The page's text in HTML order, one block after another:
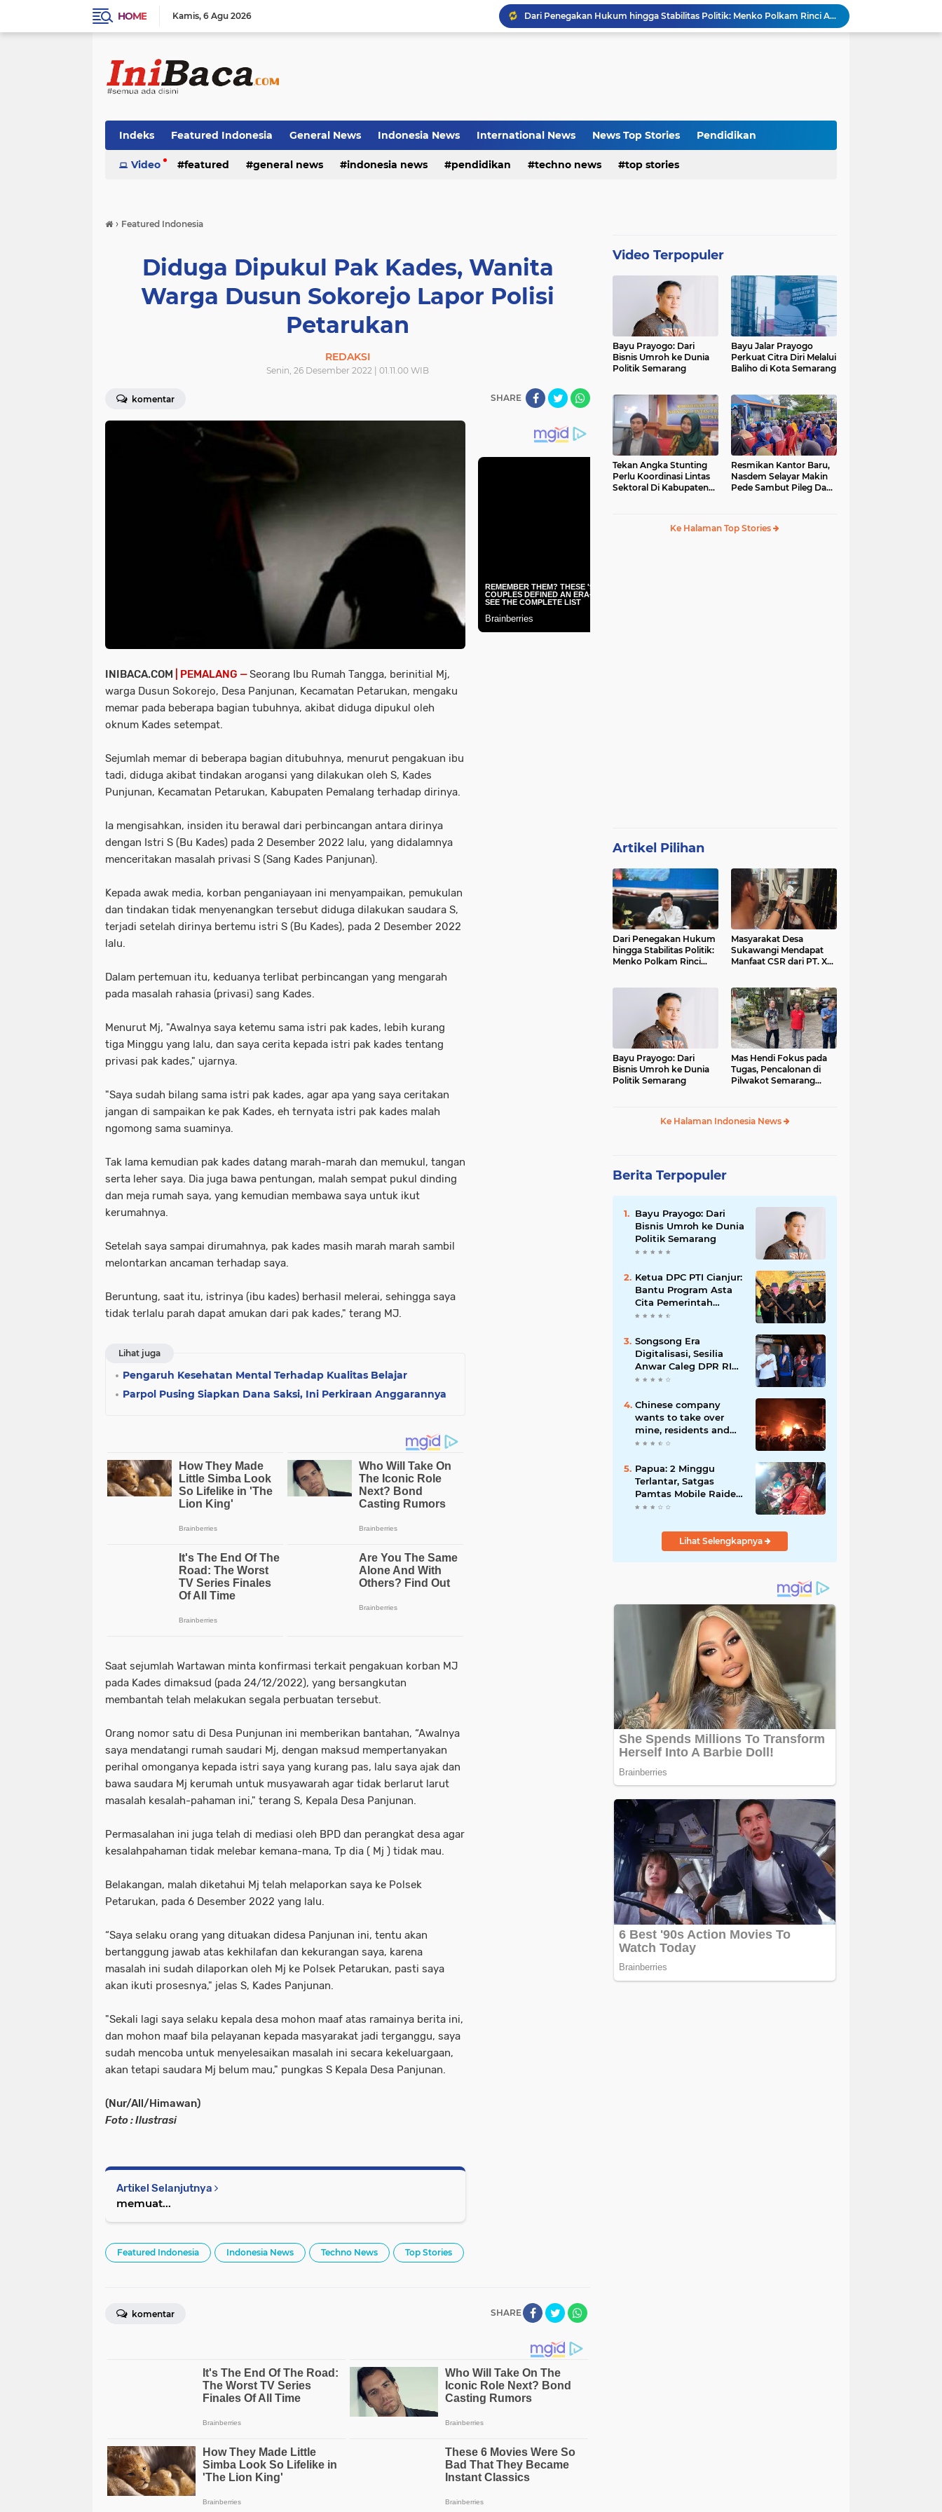
HOME Kamis 6 Agu 2026
Dari Penegakan Hukum hingga Stabilitas Politik: Menko Polkam Rinci Alokasi Anggaran 2026
Agraria Institute Dukung Kebijakan KDM: Pembinaan Siswa Bermasalah di Barak Militer, Langkah Nyata Tanggapi Fenomena Degradasi Karakter
Distributor CV Indah Tani Berkah Konsisten Jual Pupuk Bersubsidi Sesuai HET
Indeks Featured Indonesia General News Indonesia News International News News Top Stories Pendidikan
Techno News Top Stories
Video featured general news indonesia news pendidikan techno news top stories
› Featured Indonesia
Diduga Dipukul Pak Kades, Wanita
Warga Dusun Sokorejo Lapor Polisi
Petarukan
REDAKSI
Senin, 26 Desember 2022 | 01.11.00 WIB
komentar SHARE
INIBACA.COM | PEMALANG —Seorang Ibu Rumah Tangga, berinitial Mj,
warga Dusun Sokorejo, Desa Panjunan, Kecamatan Petarukan, mengaku
memar pada beberapa bagian tubuhnya, akibat diduga dipukul oleh
oknum Kades setempat.
Sejumlah memar di beberapa bagian ditubuhnya, menurut pengakuan ibu
tadi, diduga akibat tindakan arogansi yang dilakukan oleh S, Kades
Punjunan, Kecamatan Petarukan, Kabupaten Pemalang terhadap dirinya.
Ia mengisahkan, insiden itu berawal dari perbincangan antara dirinya
dengan Istri S (Bu Kades) pada 2 Desember 2022 lalu, yang didalamnya
menceritakan masalah privasi S (Sang Kades Panjunan).
Kepada awak media, korban penganiayaan ini menyampaikan, pemukulan
dan tindakan tidak menyenangkan tersebut diduga dilakukan saudara S,
terjadi setelah dirinya bertemu istri S (Bu Kades), pada 2 Desember 2022
lalu.
Dalam pertemuan itu, keduanya terlibat perbincangan yang mengarah
pada masalah rahasia (privasi) sang Kades.
Menurut Mj, "Awalnya saya ketemu sama istri pak kades, lebih kurang
tiga Minggu yang lalu, dan saya cerita kepada istri pak kades tentang
privasi pak kades," ujarnya.
"Saya sudah bilang sama istri pak kades, agar apa yang saya ceritakan
jangan di sampaikan ke pak Kades, eh ternyata istri pak kades malah
ngomong sama suaminya.
Tak lama kemudian pak kades datang marah-marah dan memukul, tangan
serta leher saya. Dia juga bawa pentungan, malah sempat pukul dinding
dan meja rumah saya, yang kemudian membawa saya untuk ikut
kerumahnya.
Setelah saya sampai dirumahnya, pak kades masih marah marah sambil
melontarkan ancaman terhadap saya.
Beruntung, saat itu, istrinya (ibu kades) berhasil melerai, sehingga saya
tidak terlalu parah dapat amukan dari pak kades," terang MJ.
Lihat juga
Pengaruh Kesehatan Mental Terhadap Kualitas Belajar
Parpol Pusing Siapkan Dana Saksi, Ini Perkiraan Anggarannya
Saat sejumlah Wartawan minta konfirmasi terkait pengakuan korban MJ
pada Kades dimaksud (pada 24/12/2022), yang bersangkutan
membantah telah melakukan segala perbuatan tersebut.
Orang nomor satu di Desa Punjunan ini memberikan bantahan, “Awalnya
saya mendatangi rumah saudari Mj, dengan maksud mempertanyakan
perihal omonganya kepada istri saya yang kurang pas, lalu saya ajak dan
bawa saudara Mj kerumah untuk musyawarah agar tidak berlarut larut
masalah kesalah-pahaman ini," terang S, Kepala Desa Panjunan.
Permasalahan ini juga telah di mediasi oleh BPD dan perangkat desa agar
kesalahpahaman tidak melebar kemana-mana, Tp dia ( Mj ) tidak mau.
Belakangan, malah diketahui Mj telah melaporkan saya ke Polsek
Petarukan, pada 6 Desember 2022 yang lalu.
“Saya selaku orang yang dituakan didesa Panjunan ini, tentu akan
bertanggung jawab atas kekhilafan dan kekurangan saya, karena
masalah ini sudah dilaporkan oleh Mj ke Polsek Petarukan, pasti saya
akan ikuti prosesnya," jelas S, Kades Panjunan.
"Sekali lagi saya selaku kepala desa mohon maaf atas ramainya berita ini,
dan mohon maaf bila pelayanan kepada masyarakat jadi terganggu, saya
sudah mencoba untuk menyelesaikan masalah ini secara kekeluargaan,
akan tetapi saudara Mj belum mau," pungkas S Kepala Desa Panjunan.
(Nur/All/Himawan)
Foto : Ilustrasi
Artikel Selanjutnya
memuat...
Featured Indonesia Indonesia News Techno News Top Stories
SHARE
komentar
Video Terpopuler
Bayu Prayogo: Dari
Bisnis Umroh ke Dunia
Politik Semarang
Bayu Jalar Prayogo
Perkuat Citra Diri Melalui
Baliho di Kota Semarang
Tekan Angka Stunting
Perlu Koordinasi Lintas
Sektoral Di Kabupaten
Resmikan Kantor Baru,
Nasdem Selayar Makin
Pede Sambut Pileg Dan
Ke Halaman Top Stories
Artikel Pilihan
Dari Penegakan Hukum
hingga Stabilitas Politik:
Menko Polkam Rinci
Masyarakat Desa
Sukawangi Mendapat
Manfaat CSR dari PT. XL-
Bayu Prayogo: Dari
Bisnis Umroh ke Dunia
Politik Semarang
Mas Hendi Fokus pada
Tugas, Pencalonan di
Pilwakot Semarang
Ke Halaman Indonesia News
Berita Terpopuler
Bayu Prayogo: Dari
Bisnis Umroh ke Dunia
Politik Semarang
Ketua DPC PTI Cianjur:
Bantu Program Asta
Cita Pemerintah
dalam Dunia
Songsong Era
Digitalisasi, Sesilia
Anwar Caleg DPR RI
Dapil Jabar 3 Siapkan
Pemasaran Komoditas
Petani dan Produk
UMKM
Chinese company
wants to take over
mine, residents and
police clash in Palu
Papua: 2 Minggu
Terlantar, Satgas
Pamtas Mobile Raider
300/Brajawijaya
Terjangkit Malaria
Lihat Selengkapnya